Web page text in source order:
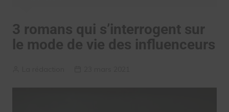
3 romans qui s’interrogent sur
le mode de vie des influenceurs